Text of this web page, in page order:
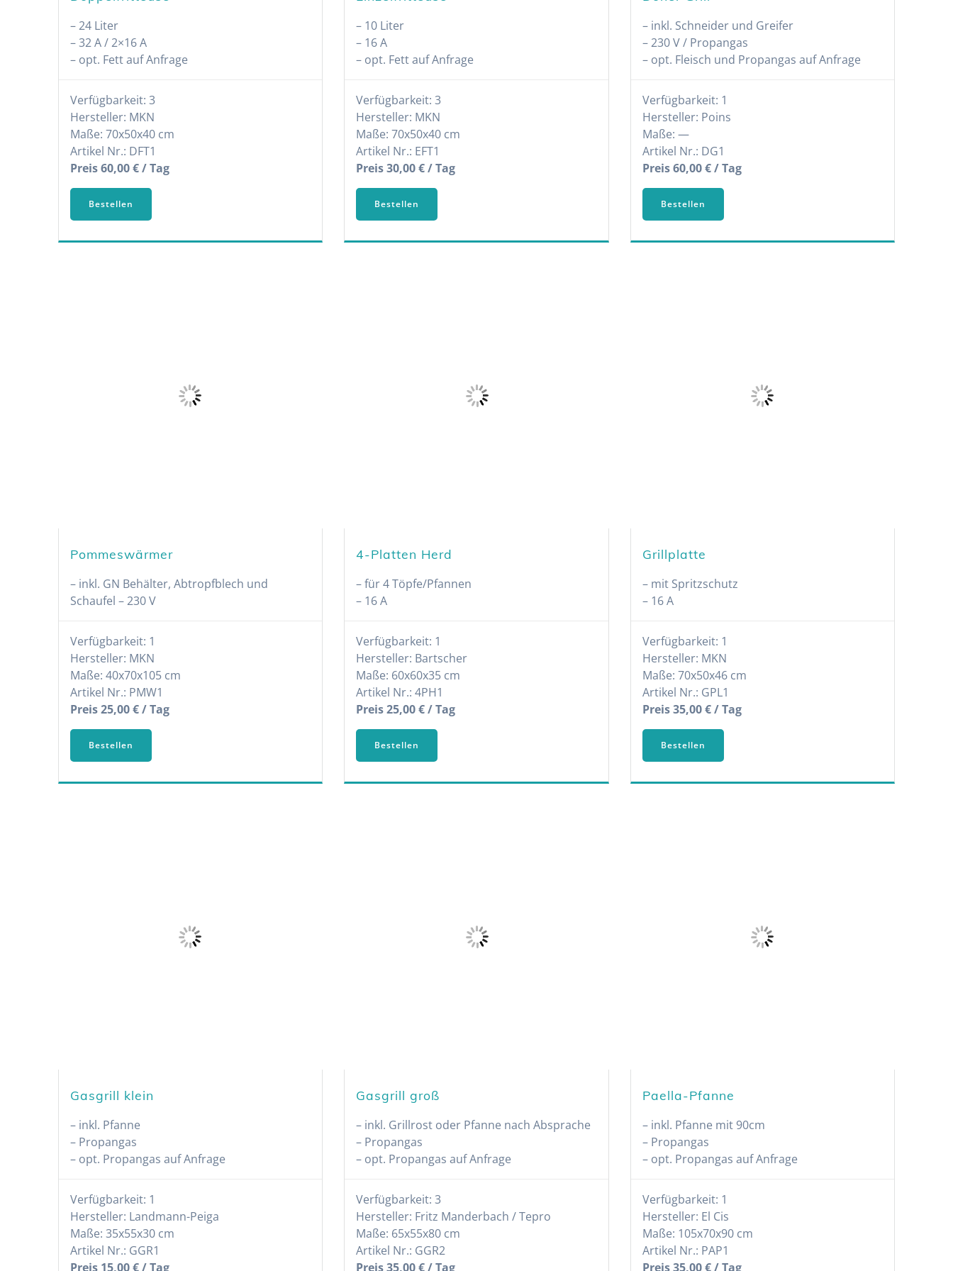
– 24 Liter
– 32 A / 2×16 A
– opt. Fett auf Anfrage
Verfügbarkeit: 3
Hersteller: MKN
Maße: 70x50x40 cm
Artikel Nr.: DFT1
Preis 60,00 € / Tag
Bestellen
– 10 Liter
– 16 A
– opt. Fett auf Anfrage
Verfügbarkeit: 3
Hersteller: MKN
Maße: 70x50x40 cm
Artikel Nr.: EFT1
Preis 30,00 € / Tag
Bestellen
– inkl. Schneider und Greifer
– 230 V / Propangas
– opt. Fleisch und Propangas auf Anfrage
Verfügbarkeit: 1
Hersteller: Poins
Maße: —
Artikel Nr.: DG1
Preis 60,00 € / Tag
Bestellen
Pommeswärmer
– inkl. GN Behälter, Abtropfblech und
Schaufel – 230 V
Verfügbarkeit: 1
Hersteller: MKN
Maße: 40x70x105 cm
Artikel Nr.: PMW1
Preis 25,00 € / Tag
Bestellen
4-Platten Herd
– für 4 Töpfe/Pfannen
– 16 A
Verfügbarkeit: 1
Hersteller: Bartscher
Maße: 60x60x35 cm
Artikel Nr.: 4PH1
Preis 25,00 € / Tag
Bestellen
Grillplatte
– mit Spritzschutz
– 16 A
Verfügbarkeit: 1
Hersteller: MKN
Maße: 70x50x46 cm
Artikel Nr.: GPL1
Preis 35,00 € / Tag
Bestellen
Gasgrill klein
– inkl. Pfanne
– Propangas
– opt. Propangas auf Anfrage
Verfügbarkeit: 1
Hersteller: Landmann-Peiga
Maße: 35x55x30 cm
Artikel Nr.: GGR1
Preis 15,00 € / Tag
Gasgrill groß
– inkl. Grillrost oder Pfanne nach Absprache
– Propangas
– opt. Propangas auf Anfrage
Verfügbarkeit: 3
Hersteller: Fritz Manderbach / Tepro
Maße: 65x55x80 cm
Artikel Nr.: GGR2
Preis 35,00 € / Tag
Paella-Pfanne
– inkl. Pfanne mit 90cm
– Propangas
– opt. Propangas auf Anfrage
Verfügbarkeit: 1
Hersteller: El Cis
Maße: 105x70x90 cm
Artikel Nr.: PAP1
Preis 35,00 € / Tag